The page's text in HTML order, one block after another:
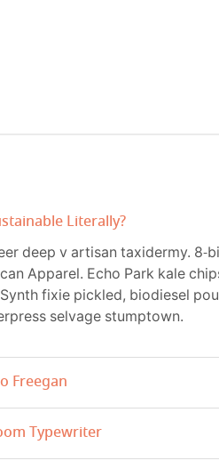
Literally?
deep v artisan taxidermy. 8-
Apparel. Echo Park kale
Synth fixie pickled, biodiesel
selvage stumptown.
Freegan
Typewriter